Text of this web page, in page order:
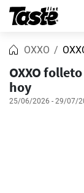
OXXO
OXXO
hoy
25/06/2026 - 29/07/